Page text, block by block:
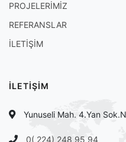
PROJELERİMİZ
REFERANSLAR
İLETİŞİM
İLETİŞİM
Yunuseli Mah. 4.Yan
0( 224) 248 95 94